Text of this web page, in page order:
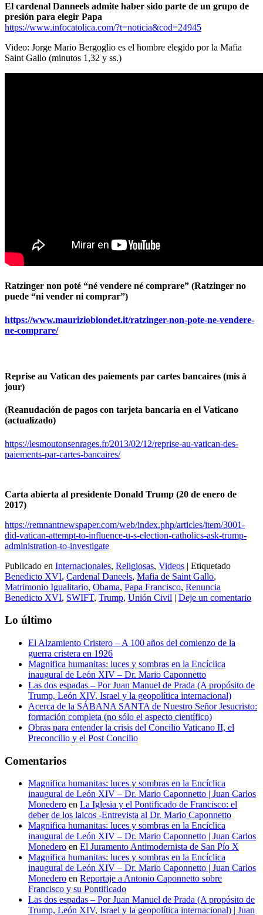
El cardenal Danneels admite haber sido parte de un grupo de
presión para elegir Papa
https://www.infocatolica.com/?t=noticia&cod=24945
Video: Jorge Mario Bergoglio es el hombre elegido por la Mafia
Saint Gallo (minutos 1,32 y ss.)
Ratzinger non poté “né vendere né comprare” (Ratzinger no
puede “ni vender ni comprar”)
https://www.maurizioblondet.it/ratzinger-non-pote-ne-vendere-
ne-comprare/
Reprise au Vatican des paiements par cartes bancaires (mis à
jour)
(Reanudación de pagos con tarjeta bancaria en el Vaticano
(actualizado)
https://lesmoutonsenrages.fr/2013/02/12/reprise-au-vatican-des-
paiements-par-cartes-bancaires/
Carta abierta al presidente Donald Trump (20 de enero de
2017)
https://remnantnewspaper.com/web/index.php/articles/item/3001-
did-vatican-attempt-to-influence-u-s-election-catholics-ask-trump-
administration-to-investigate
Publicado en Internacionales, Religiosas, Videos | Etiquetado
Benedicto XVI, Cardenal Daneels, Mafia de Saint Gallo,
Matrimonio Igualitario, Obama, Papa Francisco, Renuncia
Benedicto XVI, SWIFT, Trump, Unión Civil | Deje un comentario
Lo último
El Alzamiento Cristero – A 100 años del comienzo de la
guerra cristera en 1926
Magnifica humanitas: luces y sombras en la Encíclica
inaugural de León XIV – Dr. Mario Caponnetto
Las dos espadas – Por Juan Manuel de Prada (A propósito de
Trump, León XIV, Israel y la geopolítica internacional)
Acerca de la SÁBANA SANTA de Nuestro Señor Jesucristo:
formación completa (no sólo el aspecto científico)
Obras para entender la crisis del Concilio Vaticano II, el
Preconcilio y el Post Concilio
Comentarios
Magnifica humanitas: luces y sombras en la Encíclica
inaugural de León XIV – Dr. Mario Caponnetto | Juan Carlos
Monedero en La Iglesia y el Pontificado de Francisco: el
deber de los laicos -Entrevista al Dr. Mario Caponnetto
Magnifica humanitas: luces y sombras en la Encíclica
inaugural de León XIV – Dr. Mario Caponnetto | Juan Carlos
Monedero en El Juramento Antimodernista de San Pío X
Magnifica humanitas: luces y sombras en la Encíclica
inaugural de León XIV – Dr. Mario Caponnetto | Juan Carlos
Monedero en Reportaje a Antonio Caponnetto sobre
Francisco y su Pontificado
Las dos espadas – Por Juan Manuel de Prada (A propósito de
Trump, León XIV, Israel y la geopolítica internacional) | Juan